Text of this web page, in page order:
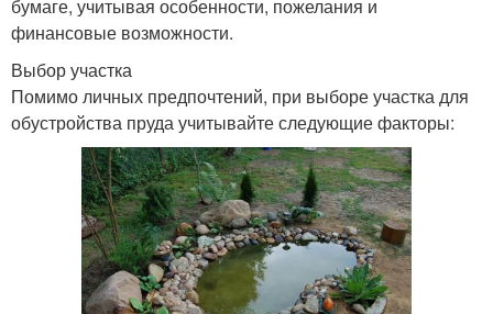
бумаге, учитывая особенности, пожелания и
финансовые возможности.
Выбор участка
Помимо личных предпочтений, при выборе участка для
обустройства пруда учитывайте следующие факторы: